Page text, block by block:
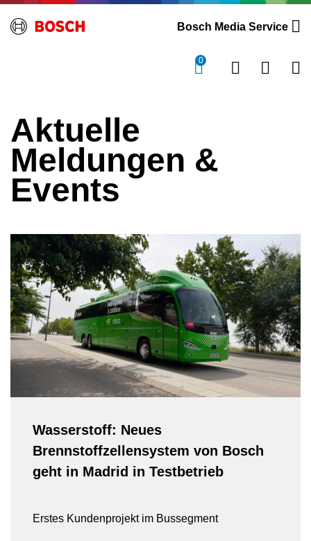
Bosch Media Service
0
Aktuelle
Meldungen &
Events
Wasserstoff: Neues
Brennstoffzellensystem von Bosch
geht in Madrid in Testbetrieb
Erstes Kundenprojekt im Bussegment